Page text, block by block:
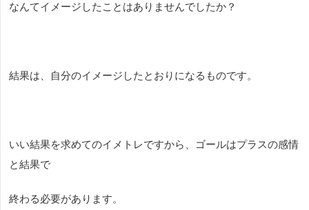
なんてイメージしたことはありませんでしたか？
結果は、自分のイメージしたとおりになるものです。
いい結果を求めてのイメトレですから、ゴールはプラスの感情
と結果で
終わる必要があります。